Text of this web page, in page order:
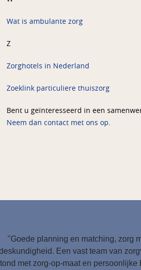
Wat is ambulante zorg
Z
Zorghotels in Nederland
Zoeklink particuliere thuiszorg
Bent u geïnteresseerd in een
Neem dan contact met ons op.
"Goede planning en matching, zorg
Een vast team van
met zorg-op-maat en